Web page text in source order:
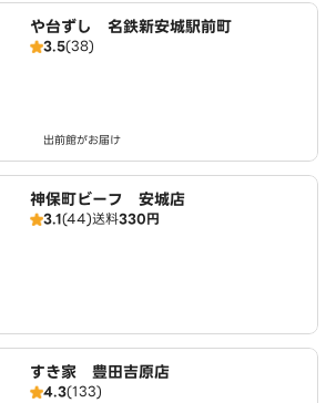
や台ずし 名鉄新安城駅前町
3.5(38)
出前館がお届け
神保町ビーフ 安城店
3.1(44)送料330円
すき家 豊田吉原店
4.3(133)